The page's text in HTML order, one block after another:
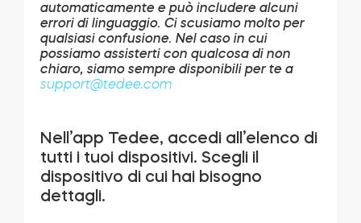
Tedee Biometric Module
Tedee Dry Contact
automaticamente e può includere alcuni
errori di linguaggio. Ci scusiamo molto per
qualsiasi confusione. Nel caso in cui
possiamo assisterti con qualcosa di non
chiaro, siamo sempre disponibili per te a
support@tedee.com
Nell’app Tedee, accedi all’elenco di
tutti i tuoi dispositivi. Scegli il
dispositivo di cui hai bisogno
dettagli.